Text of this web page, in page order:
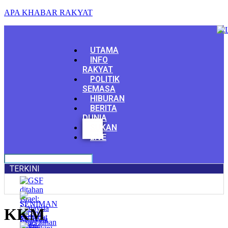
APA KHABAR RAKYAT
Menu
UTAMA
INFO
RAKYAT
POLITIK
SEMASA
HIBURAN
BERITA
DUNIA
SUKAN
LIVE
Facebook
Youtube
TERKINI
KKM